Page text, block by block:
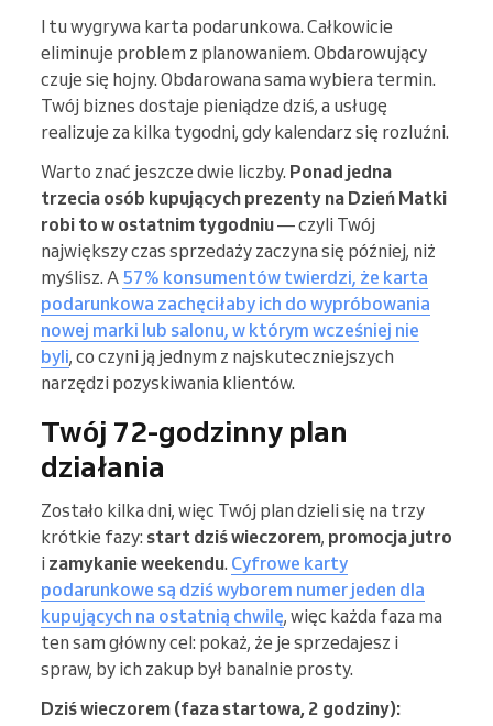
I tu wygrywa karta podarunkowa. Całkowicie
eliminuje problem z planowaniem. Obdarowujący
czuje się hojny. Obdarowana sama wybiera termin.
Twój biznes dostaje pieniądze dziś, a usługę
realizuje za kilka tygodni, gdy kalendarz się rozluźni.
Warto znać jeszcze dwie liczby. Ponad jedna
trzecia osób kupujących prezenty na Dzień Matki
robi to w ostatnim tygodniu— czyli Twój
największy czas sprzedaży zaczyna się później, niż
myślisz. A 57% konsumentów twierdzi, że karta
podarunkowa zachęciłaby ich do wypróbowania
nowej marki lub salonu, w którym wcześniej nie
byli, co czyni ją jednym z najskuteczniejszych
narzędzi pozyskiwania klientów.
Twój 72-godzinny plan
działania
Zostało kilka dni, więc Twój plan dzieli się na trzy
krótkie fazy: start dziś wieczorem, promocja jutro
i zamykanie weekendu. Cyfrowe karty
podarunkowe są dziś wyborem numer jeden dla
kupujących na ostatnią chwilę, więc każda faza ma
ten sam główny cel: pokaż, że je sprzedajesz i
spraw, by ich zakup był banalnie prosty.
Dziś wieczorem (faza startowa, 2 godziny):